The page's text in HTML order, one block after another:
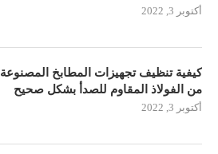
أكتوبر 3, 2022
كيفية تنظيف تجهيزات المطابخ المصنوعة
من الفولاذ المقاوم للصدأ بشكل صحيح
أكتوبر 3, 2022